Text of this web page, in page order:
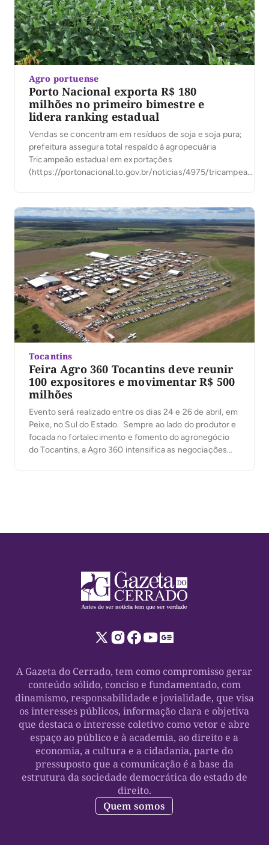
Agro portuense
Porto Nacional exporta R$ 180
milhões no primeiro bimestre e
lidera ranking estadual
Vendas se concentram em resíduos de soja e soja pura;
prefeitura assegura total respaldo à agropecuária
Tricampeão estadual em exportações
(https://portonacional.to.gov.br/noticias/4975/tricampeao-
arranca 2025 mais uma vez na ponta entre as cidades que
mais vendem para o exterior. No primeiro bimestre deste
ano, a cidade registrou US$ 33,4 milhões (cerca de R$ 180
milhões) […]
Tocantins
Feira Agro 360 Tocantins deve reunir
100 expositores e movimentar R$ 500
milhões
Evento será realizado entre os dias 24 e 26 de abril, em
Peixe, no Sul do Estado. Sempre ao lado do produtor e
focada no fortalecimento e fomento do agronegócio
do Tocantins, a Agro 360 intensifica as negociações
A Gazeta do Cerrado, tem como compromisso gerar
conteúdo sólido, conciso e fundamentado, com
dinamismo, responsabilidade e jovialidade, que visa
os interesses públicos, informação clara e objetiva
que destaca o interesse coletivo como vetor e abre
espaço ao público e à academia, ao direito e a
economia, a cultura e a cidadania, parte do
pressuposto que a comunicação é a base da
estrutura da sociedade democrática do estado de
direito.
Quem somos